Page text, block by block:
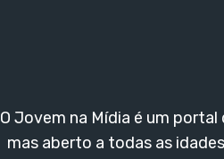
O Jovem na Mídia é um
mas aberto a todas as